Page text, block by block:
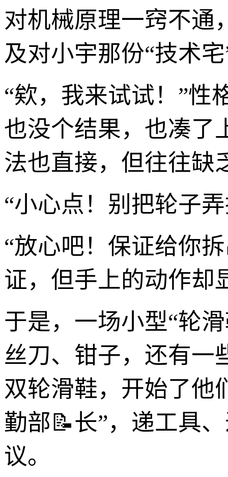
对机械原理一窍不通
及对小宇那份“技术
“欸，我来试试！”性
也没个结果，也凑了
法也直接，但往往缺
“小心点！别把轮子
“放心吧！保证给你
证，但手上的动作却
于是，一场小型“轮
丝刀、钳子，还有一
双轮滑鞋，开始了他
勤部📝长”，递工具
议。